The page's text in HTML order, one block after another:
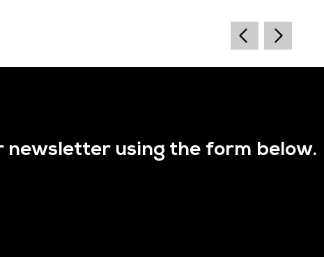
newsletter using the form below.